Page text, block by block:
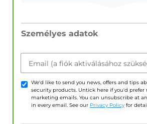
Személyes adatok
Email (a fiók aktiválásához
We'd like to send you news, offers and tips
security products. Untick here if you'd prefer
marketing emails. You can unsubscribe at
in every email. See our Privacy Policy for